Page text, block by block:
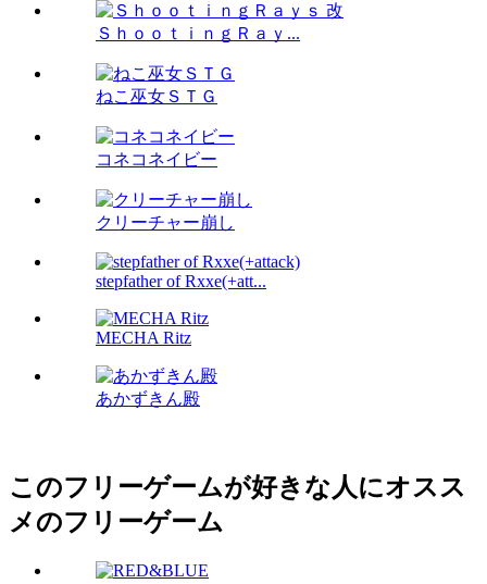
ＳｈｏｏｔｉｎｇＲａｙ...
ねこ巫女ＳＴＧ
コネコネイビー
クリーチャー崩し
stepfather of Rxxe(+att...
MECHA Ritz
あかずきん殿
このフリーゲームが好きな人にオスス
メのフリーゲーム